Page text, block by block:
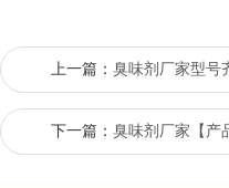
上一篇： 臭味剂厂家型号
下一篇： 臭味剂厂家【产